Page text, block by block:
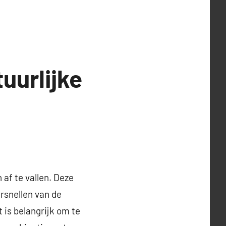
te vallen. Deze
van de
is belangrijk om te